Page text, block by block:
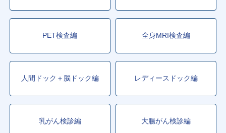
PET検査編 全身MRI検査編
人間ドック＋脳ドック編 レディースドック編
乳がん検診編 大腸がん検診編